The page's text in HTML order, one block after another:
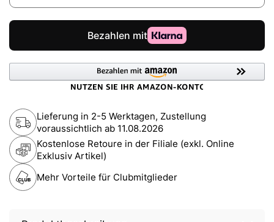
Lieferung in 2-5 Werktagen, Zustellung
voraussichtlich ab 11.08.2026
Kostenlose Retoure in der Filiale (exkl. Online
Exklusiv Artikel)
Mehr Vorteile für Clubmitglieder